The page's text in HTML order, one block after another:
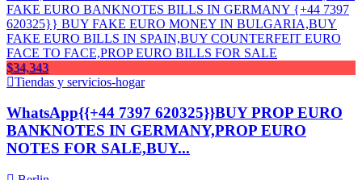
$34,343
Tiendas y servicios-hogar
WhatsApp{{+44 7397 620325}}BUY PROP EURO
BANKNOTES IN GERMANY,PROP EURO
NOTES FOR SALE,BUY...